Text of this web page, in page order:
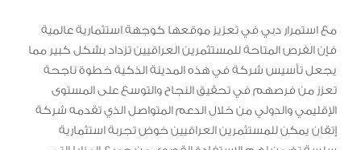
مع استمرار دبي في تعزيز موقعها كوجهة استثمارية عالمية
فإن الفرص المتاحة للمستثمرين العراقيين تزداد بشكل كبير مما
يجعل تأسيس شركة في هذه المدينة الذكية خطوة ناجحة
تعزز من فرصهم في تحقيق النجاح والتوسع على المستوى
الإقليمي والدولي من خلال الدعم المتواصل الذي تقدمه شركة
إتقان يمكن للمستثمرين العراقيين خوض تجربة استثمارية